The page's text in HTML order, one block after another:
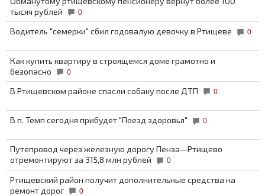
тысяч рублей
0
Водитель "семерки" сбил годовалую девочку в Ртищеве 0
Как купить квартиру в строящемся доме грамотно и
безопасно
0
В Ртищевском районе спасли собаку после ДТП 0
В п. Темп сегодня прибудет "Поезд здоровья" 0
Путепровод через железную дорогу Пенза—Ртищево
отремонтируют за 315,8 млн рублей
0
Ртищевский район получит дополнительные средства на
ремонт дорог
0